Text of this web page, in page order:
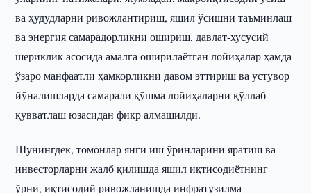
ва ҳудудларни ривожлантириш, яшил ўсишни таъминлаш
ва энергия самарадорликни ошириш, давлат-хусусий
шериклик асосида амалга оширилаётган лойиҳалар ҳамда
ўзаро манфаатли ҳамкорликни давом эттириш ва устувор
йўналишларда самарали қўшма лойиҳаларни қўллаб-
қувватлаш юзасидан фикр алмашилди.
Шунингдек, томонлар янги иш ўринларини яратиш ва
инвесторларни жалб қилишда яшил иқтисодиётнинг
ўрни, иқтисодий ривожланишда инфратузилма